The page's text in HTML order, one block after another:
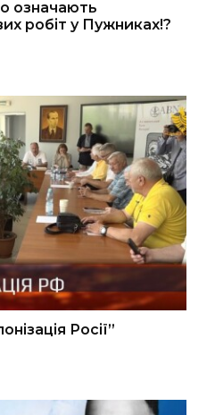
означають
робіт у Пужниках!?
Росії”